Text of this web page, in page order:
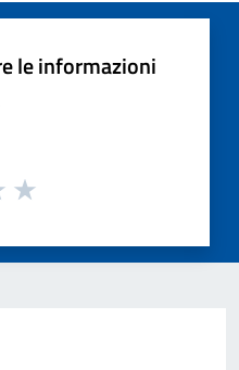
le informazioni